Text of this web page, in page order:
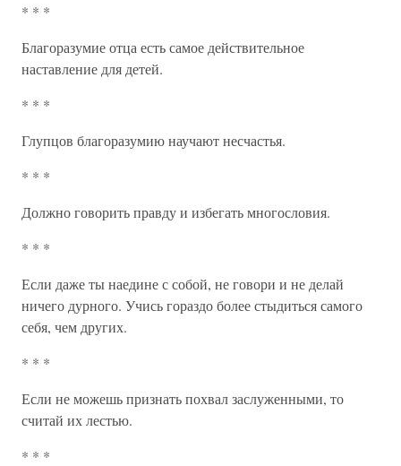
* * *
Благоразумие отца есть самое действительное
наставление для детей.
* * *
Глупцов благоразумию научают несчастья.
* * *
Должно говорить правду и избегать многословия.
* * *
Если даже ты наедине с собой, не говори и не делай
ничего дурного. Учись гораздо более стыдиться самого
себя, чем других.
* * *
Если не можешь признать похвал заслуженными, то
считай их лестью.
* * *